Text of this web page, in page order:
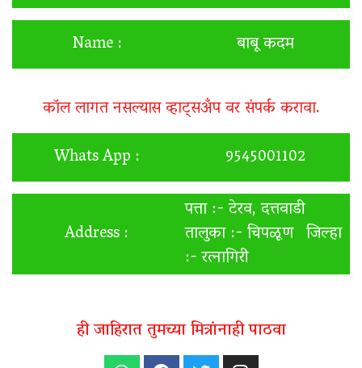
Name :
बाबू कदम
कॉल लागत नसल्यास व्हाट्सअँप वर संपर्क करावा.
Whats App :
9545001102
Address :
पत्ता :- टेरव, दत्तवाडी
तालुका :- चिपळूण जिल्हा
:- रत्नागिरी
ही जाहिरात तुमच्या मित्रांनाही पाठवा